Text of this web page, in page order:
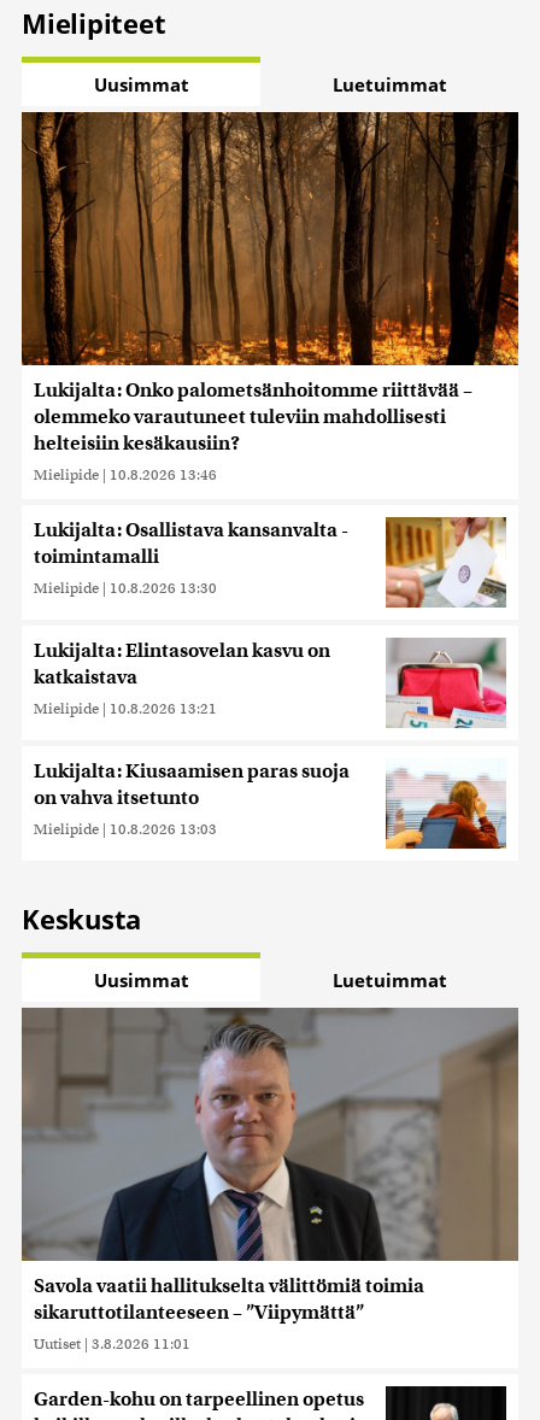
Mielipiteet
Uusimmat Luetuimmat
Lukijalta: Onko palometsänhoitomme riittävää –
olemmeko varautuneet tuleviin mahdollisesti
helteisiin kesäkausiin?
Mielipide | 10.8.2026 13:46
Lukijalta: Osallistava kansanvalta -
toimintamalli
Mielipide | 10.8.2026 13:30
Lukijalta: Elintasovelan kasvu on
katkaistava
Mielipide | 10.8.2026 13:21
Lukijalta: Kiusaamisen paras suoja
on vahva itsetunto
Mielipide | 10.8.2026 13:03
Keskusta
Uusimmat Luetuimmat
Savola vaatii hallitukselta välittömiä toimia
sikaruttotilanteeseen – ”Viipymättä”
Uutiset | 3.8.2026 11:01
Garden-kohu on tarpeellinen opetus